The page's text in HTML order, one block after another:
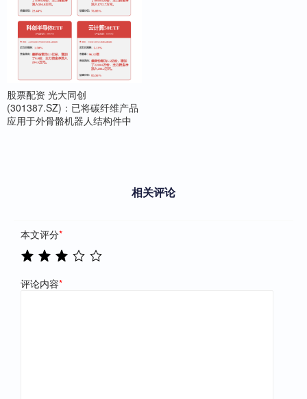
股票配资 光大同创
(301387.SZ)：已将碳纤维产品
应用于外骨骼机器人结构件中
相关评论
本文评分*
评论内容*